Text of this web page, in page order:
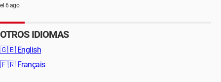
el 6 ago.
OTROS IDIOMAS
🇬🇧 English
🇫🇷 Français